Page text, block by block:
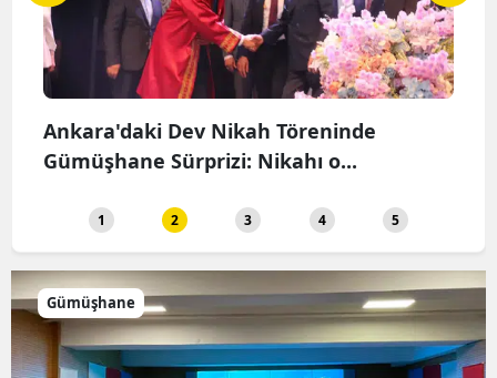
Bölgenin En Modern Tesisi Kelkit'te
Açıldı: Üreticiye Büyük...
1 2 3 4 5
Gümüşhane